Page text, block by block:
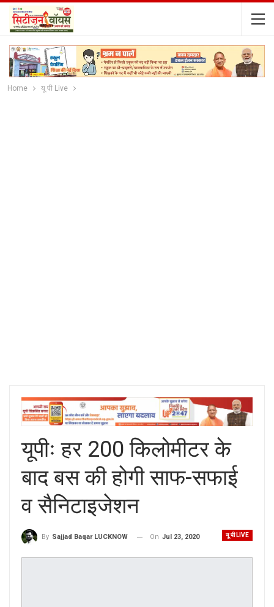
Home यू पी Live
यूपीः हर 200 किलोमीटर के
बाद बस की होगी साफ-सफाई
व सैनिटाइजेशन
यू पी LIVE
By Sajjad Baqar LUCKNOW On Jul 23, 2020